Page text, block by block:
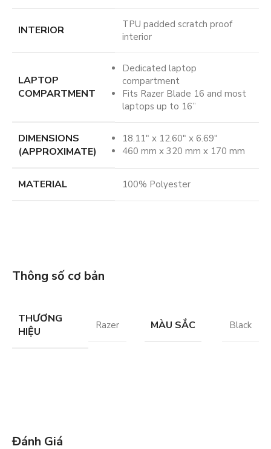
INTERIOR
TPU padded scratch proof
interior
LAPTOP
COMPARTMENT
Dedicated laptop
compartment
Fits Razer Blade 16 and most
laptops up to 16”
DIMENSIONS
(APPROXIMATE)
18.11″ x 12.60″ x 6.69″
460 mm x 320 mm x 170 mm
MATERIAL 100% Polyester
Thông số cơ bản
THƯƠNG
HIỆU
Razer MÀU SẮC Black
Đánh Giá